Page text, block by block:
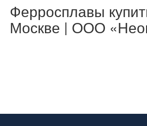
Ферросплавы
Москве | ООО